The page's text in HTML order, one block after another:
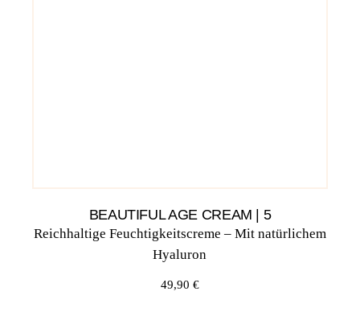
BEAUTIFUL AGE CREAM | 5
Reichhaltige Feuchtigkeitscreme – Mit natürlichem
Hyaluron
49,90 €